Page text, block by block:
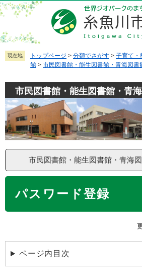
ペ
ー
ジ
の
先
。
メ
ニ
ュ
ー
を
て
文
へ
現在地 トップページ > 分類でさがす > 子育て・
館 > 市民図書館・能生図書館・青海図書
市民図書館・能生図書館・青
市民図書館・能生図書館・青海
パスワード登録
ページ内目次